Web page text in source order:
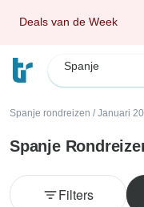
Deals van de Week
Spanje
Spanje rondreizen / Januari
Spanje
Filters